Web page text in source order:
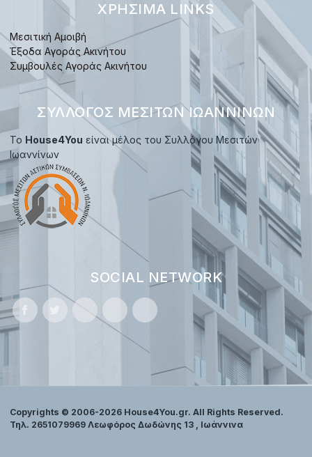
ΧΡΉΣΙΜΑ LINKS
Μεσιτική Αμοιβή
Έξοδα Αγοράς Ακινήτου
Συμβουλές Αγοράς Ακινήτου
ΣΎΛΛΟΓΟΣ ΜΕΣΙΤΏΝ ΙΩΑΝΝΊΝΩΝ
Το House4You είναι μέλος του Συλλόγου Μεσιτών
Ιωαννίνων
SOCIAL NETWORK
Copyrights © 2006-2026 House4You.gr. All Rights Reserved.
Τηλ. 2651079969 Λεωφόρος Δωδώνης 13 , Ιωάννινα